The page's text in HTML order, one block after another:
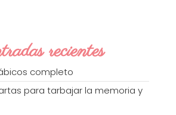
recientes
completo
para tarbajar la memoria y